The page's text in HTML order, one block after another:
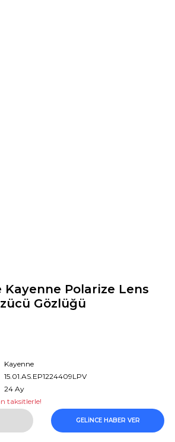
Kayenne Polarize Lens
Gözlüğü
Kayenne
15.01.AS.EP1224409LPV
24 Ay
taksitlerle!
GELİNCE HABER VER